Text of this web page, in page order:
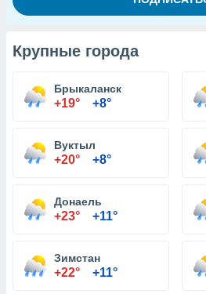
Крупные города
Брыкаланск
+19° +8°
Вуктыл
+20° +8°
Донаель
+23° +11°
Зимстан
+22° +11°